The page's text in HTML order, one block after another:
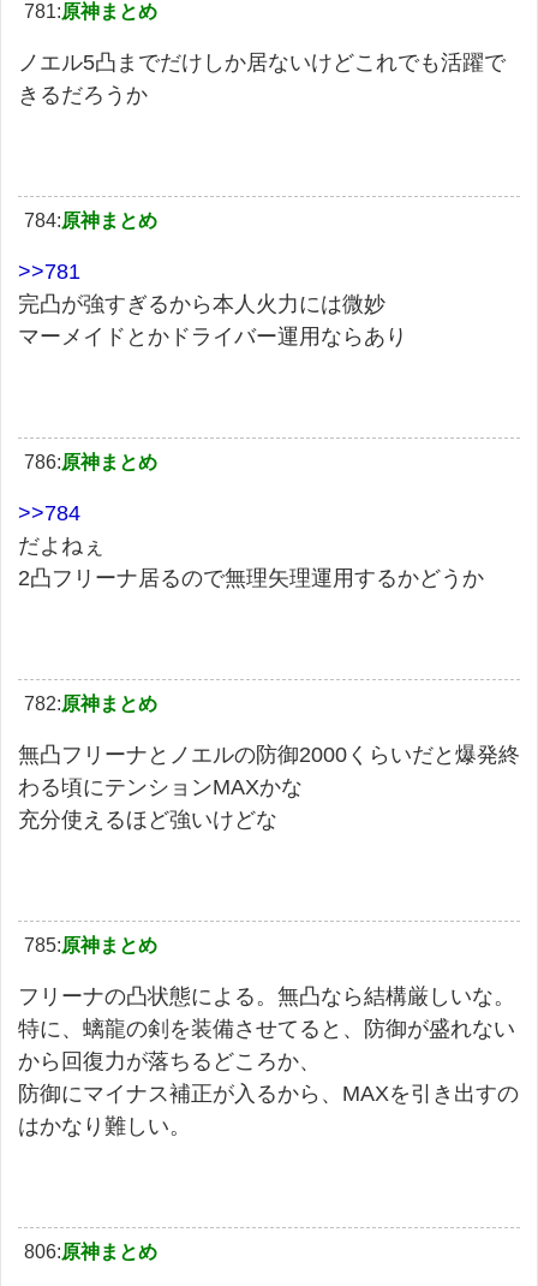
781:原神まとめ
ノエル5凸までだけしか居ないけどこれでも活躍で
きるだろうか
784:原神まとめ
>>781
完凸が強すぎるから本人火力には微妙
マーメイドとかドライバー運用ならあり
786:原神まとめ
>>784
だよねぇ
2凸フリーナ居るので無理矢理運用するかどうか
782:原神まとめ
無凸フリーナとノエルの防御2000くらいだと爆発終
わる頃にテンションMAXかな
充分使えるほど強いけどな
785:原神まとめ
フリーナの凸状態による。無凸なら結構厳しいな。
特に、螭龍の剣を装備させてると、防御が盛れない
から回復力が落ちるどころか、
防御にマイナス補正が入るから、MAXを引き出すの
はかなり難しい。
806:原神まとめ